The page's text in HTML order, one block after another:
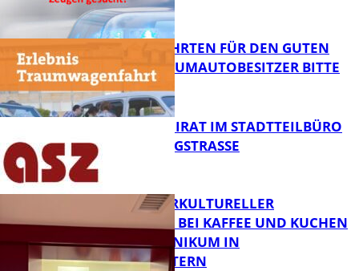
FB News
FB News
SPENDENFAHRTEN FÜR DEN GUTEN
ZWECK – TRAUMAUTOBESITZER BITTE
MELDEN!
FB News
SENIORENBEIRAT IM STADTTEILBÜRO
IN DER KÖNIGSTRASSE
NEUER INTERKULTURELLER
TREFFPUNKT BEI KAFFEE UND KUCHEN
IM PFALZKLINIKUM IN
KAISERSLAUTERN